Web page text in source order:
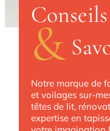
Conseils
&
Notre marque de
et voilages sur-
têtes de lit,
expertise en